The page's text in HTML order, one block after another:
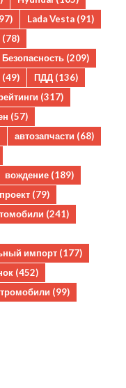
Lada Vesta (91)
(78)
Безопасность (209)
(49) ПДД (136)
(317)
(57)
автозапчасти (68)
вождение (189)
(79)
(241)
импорт (177)
(452)
(99)